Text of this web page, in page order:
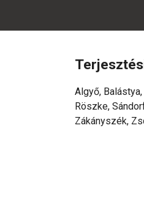
Algyő,
Röszke,
Zákányszék,